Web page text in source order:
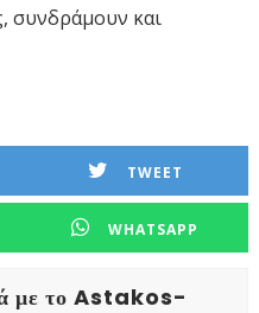
συνδράμουν και
TWEET
WHATSAPP
με το Astakos-